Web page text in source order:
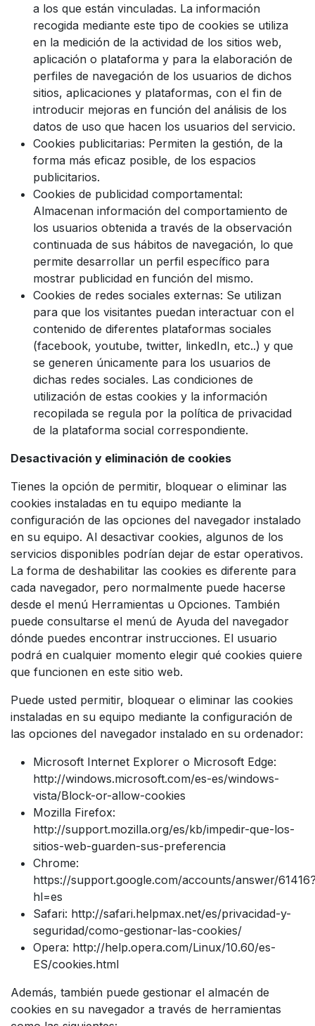
a los que están vinculadas. La información
recogida mediante este tipo de cookies se utiliza
en la medición de la actividad de los sitios web,
aplicación o plataforma y para la elaboración de
perfiles de navegación de los usuarios de dichos
sitios, aplicaciones y plataformas, con el fin de
introducir mejoras en función del análisis de los
datos de uso que hacen los usuarios del servicio.
Cookies publicitarias: Permiten la gestión, de la
forma más eficaz posible, de los espacios
publicitarios.
Cookies de publicidad comportamental:
Almacenan información del comportamiento de
los usuarios obtenida a través de la observación
continuada de sus hábitos de navegación, lo que
permite desarrollar un perfil específico para
mostrar publicidad en función del mismo.
Cookies de redes sociales externas: Se utilizan
para que los visitantes puedan interactuar con el
contenido de diferentes plataformas sociales
(facebook, youtube, twitter, linkedIn, etc..) y que
se generen únicamente para los usuarios de
dichas redes sociales. Las condiciones de
utilización de estas cookies y la información
recopilada se regula por la política de privacidad
de la plataforma social correspondiente.
Desactivación y eliminación de cookies
Tienes la opción de permitir, bloquear o eliminar las
cookies instaladas en tu equipo mediante la
configuración de las opciones del navegador instalado
en su equipo. Al desactivar cookies, algunos de los
servicios disponibles podrían dejar de estar operativos.
La forma de deshabilitar las cookies es diferente para
cada navegador, pero normalmente puede hacerse
desde el menú Herramientas u Opciones. También
puede consultarse el menú de Ayuda del navegador
dónde puedes encontrar instrucciones. El usuario
podrá en cualquier momento elegir qué cookies quiere
que funcionen en este sitio web.
Puede usted permitir, bloquear o eliminar las cookies
instaladas en su equipo mediante la configuración de
las opciones del navegador instalado en su ordenador:
Microsoft Internet Explorer o Microsoft Edge:
http://windows.microsoft.com/es-es/windows-
vista/Block-or-allow-cookies
Mozilla Firefox:
http://support.mozilla.org/es/kb/impedir-que-los-
sitios-web-guarden-sus-preferencia
Chrome:
https://support.google.com/accounts/answer/
hl=es
Safari: http://safari.helpmax.net/es/privacidad-y-
seguridad/como-gestionar-las-cookies/
Opera: http://help.opera.com/Linux/10.60/es-
ES/cookies.html
Además, también puede gestionar el almacén de
cookies en su navegador a través de herramientas